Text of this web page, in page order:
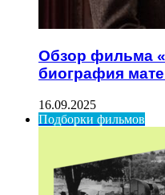
Обзор фильма
биография
16.09.2025
Подборки фильмов